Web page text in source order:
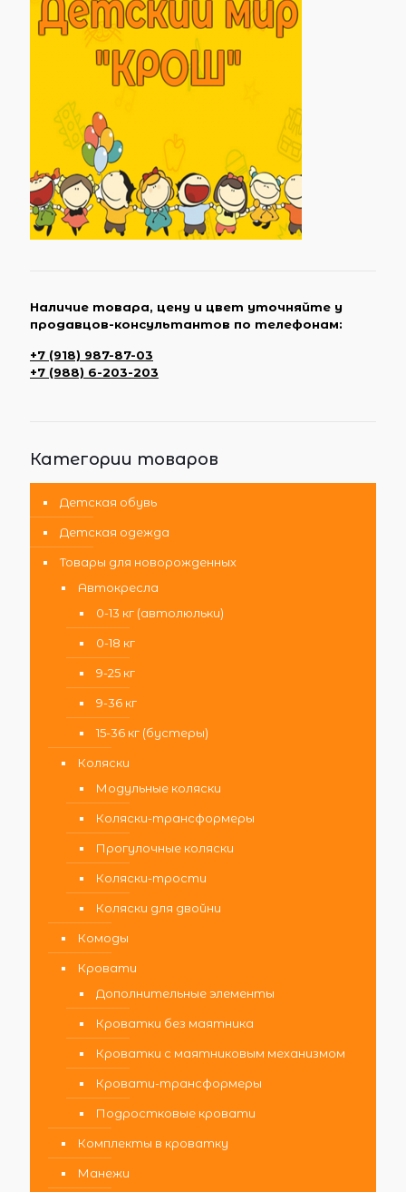
Наличие товара, цену и цвет уточняйте у
продавцов-консультантов по телефонам:
+7 (918) 987-87-03
+7 (988) 6-203-203
Категории товаров
Детская обувь
Детская одежда
Товары для новорожденных
Автокресла
0-13 кг (автолюльки)
0-18 кг
9-25 кг
9-36 кг
15-36 кг (бустеры)
Коляски
Модульные коляски
Коляски-трансформеры
Прогулочные коляски
Коляски-трости
Коляски для двойни
Комоды
Кровати
Дополнительные элементы
Кроватки без маятника
Кроватки с маятниковым механизмом
Кровати-трансформеры
Подростковые кровати
Комплекты в кроватку
Манежи